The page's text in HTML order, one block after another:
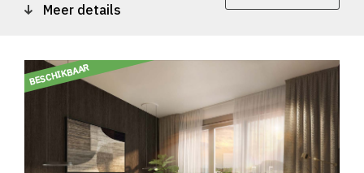
Meer details
BESCHIKBAAR